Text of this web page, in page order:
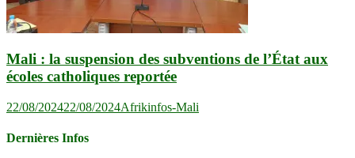
Mali : la suspension des subventions de l’État aux
écoles catholiques reportée
22/08/202422/08/2024Afrikinfos-Mali
Dernières Infos